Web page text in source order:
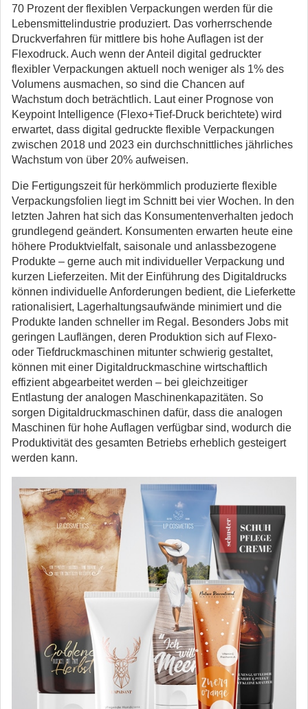
70 Prozent der flexiblen Verpackungen werden für die
Lebensmittelindustrie produziert. Das vorherrschende
Druckverfahren für mittlere bis hohe Auflagen ist der
Flexodruck. Auch wenn der Anteil digital gedruckter
flexibler Verpackungen aktuell noch weniger als 1% des
Volumens ausmachen, so sind die Chancen auf
Wachstum doch beträchtlich. Laut einer Prognose von
Keypoint Intelligence (Flexo+Tief-Druck berichtete) wird
erwartet, dass digital gedruckte flexible Verpackungen
zwischen 2018 und 2023 ein durchschnittliches jährliches
Wachstum von über 20% aufweisen.
Die Fertigungszeit für herkömmlich produzierte flexible
Verpackungsfolien liegt im Schnitt bei vier Wochen. In den
letzten Jahren hat sich das Konsumentenverhalten jedoch
grundlegend geändert. Konsumenten erwarten heute eine
höhere Produktvielfalt, saisonale und anlassbezogene
Produkte – gerne auch mit individueller Verpackung und
kurzen Lieferzeiten. Mit der Einführung des Digitaldrucks
können individuelle Anforderungen bedient, die Lieferkette
rationalisiert, Lagerhaltungsaufwände minimiert und die
Produkte landen schneller im Regal. Besonders Jobs mit
geringen Lauflängen, deren Produktion sich auf Flexo-
oder Tiefdruckmaschinen mitunter schwierig gestaltet,
können mit einer Digitaldruckmaschine wirtschaftlich
effizient abgearbeitet werden – bei gleichzeitiger
Entlastung der analogen Maschinenkapazitäten. So
sorgen Digitaldruckmaschinen dafür, dass die analogen
Maschinen für hohe Auflagen verfügbar sind, wodurch die
Produktivität des gesamten Betriebs erheblich gesteigert
werden kann.